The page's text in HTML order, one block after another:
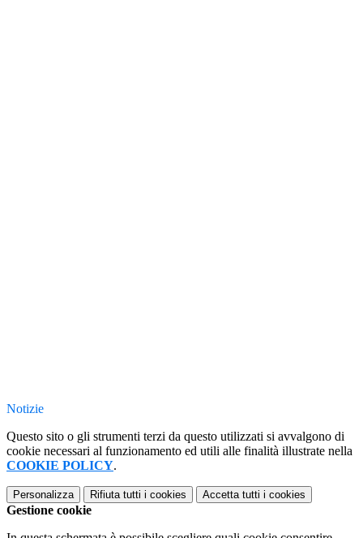
Notizie
Questo sito o gli strumenti terzi da questo utilizzati si avvalgono di
cookie necessari al funzionamento ed utili alle finalità illustrate nella
COOKIE POLICY.
Personalizza Rifiuta tutti i cookies Accetta tutti i cookies
Gestione cookie